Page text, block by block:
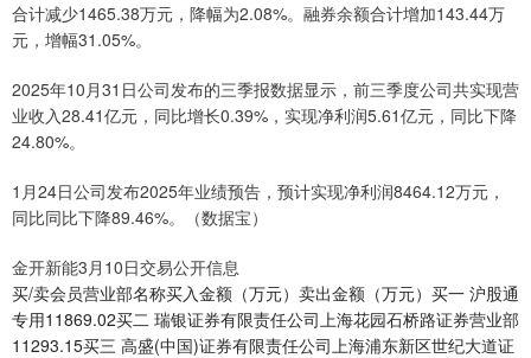
合计减少1465.38万元，降幅为2.08%。融券余额合计增加143.44万
元，增幅31.05%。
2025年10月31日公司发布的三季报数据显示，前三季度公司共实现营
业收入28.41亿元，同比增长0.39%，实现净利润5.61亿元，同比下降
24.80%。
1月24日公司发布2025年业绩预告，预计实现净利润8464.12万元，
同比同比下降89.46%。（数据宝）
金开新能3月10日交易公开信息
买/卖会员营业部名称买入金额（万元）卖出金额（万元）买一 沪股通
专用11869.02买二 瑞银证券有限责任公司上海花园石桥路证券营业部
11293.15买三 高盛(中国)证券有限责任公司上海浦东新区世纪大道证